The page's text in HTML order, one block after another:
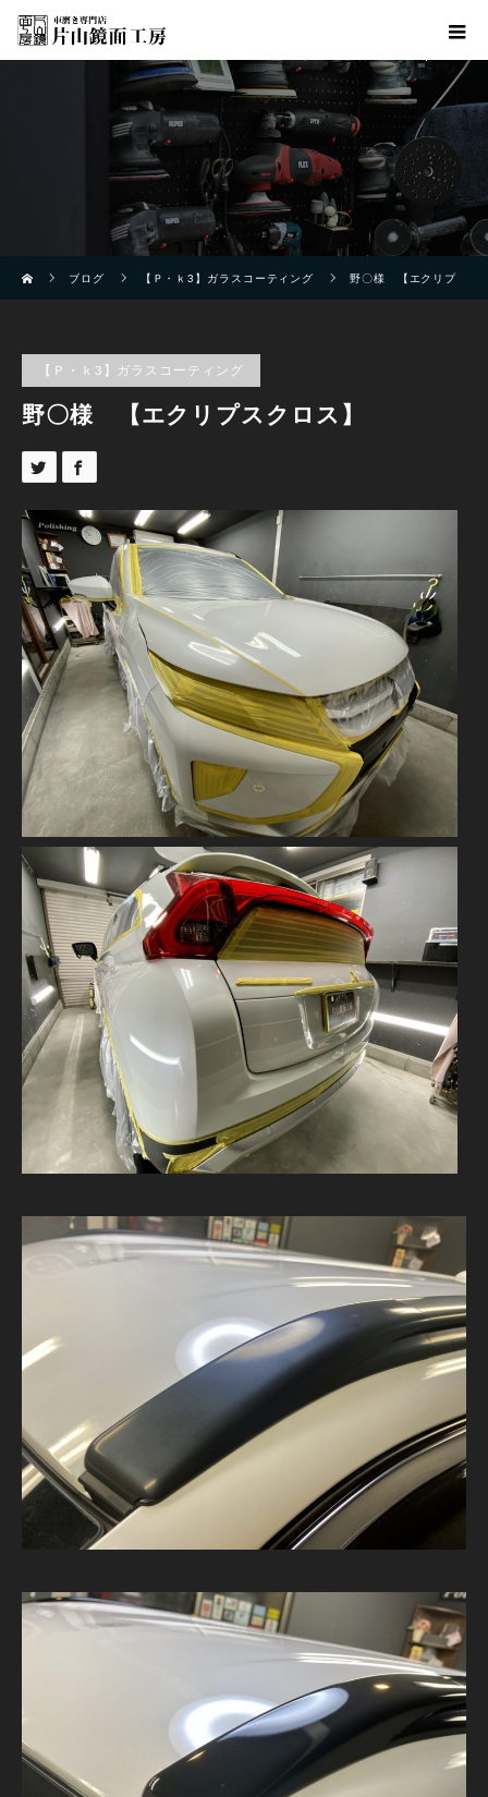
ブログ
【Ｐ・ｋ3】ガラスコーティング 野〇様 【エクリプ
【Ｐ・ｋ3】ガラスコーティング
野〇様 【エクリプスクロス】